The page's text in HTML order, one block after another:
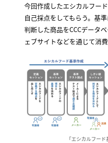
今回作成したエシカルフー
自己採点をしてもらう。基
判断した商品をCCCデータ
ェブサイトなどを通じて消
「エシカルフー